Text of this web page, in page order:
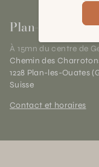
Plan-les-Ouates
À 15mn du centre de
Chemin des
1228 Plan-les-Ouates
Suisse
Contact et horaires